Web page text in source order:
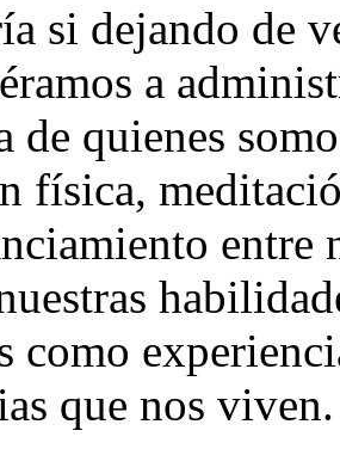
si dejando de
a
de quienes
física,
como
que nos viven.